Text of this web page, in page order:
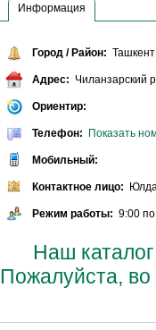
Информация
Город / Район: Ташкент
Адрес: Чиланзарский
Ориентир:
Телефон: Показать
Мобильный:
Контактное лицо:
Режим работы: 9:00
Наш
Пожалуйста,